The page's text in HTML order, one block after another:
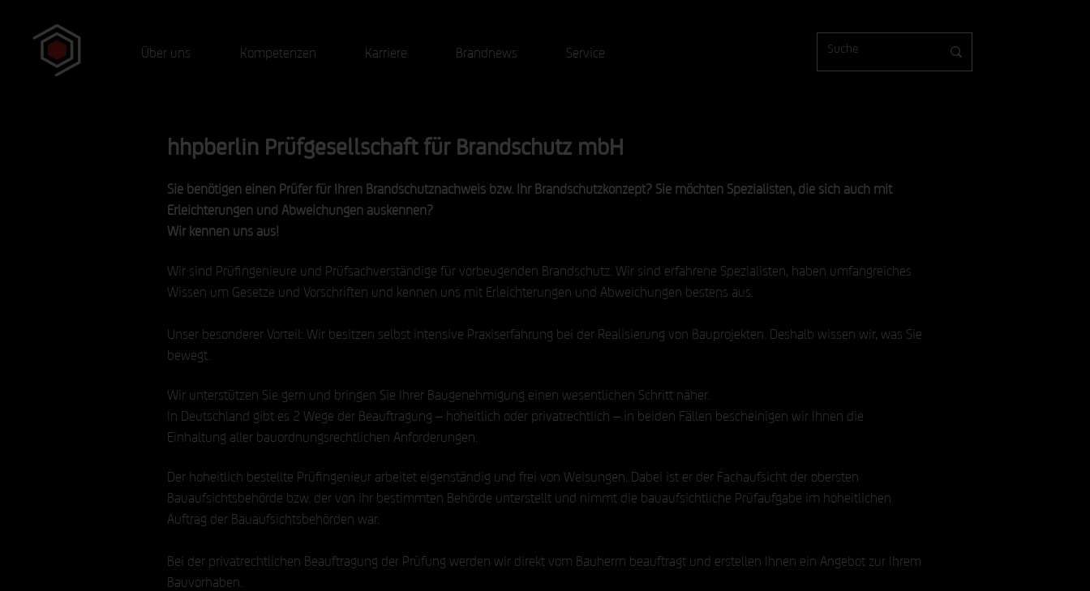
Über uns Kompetenzen Karriere Brandnews Service
hhpberlin Prüfgesellschaft für Brandschutz mbH
Sie benötigen einen Prüfer für Ihren Brandschutznachweis bzw. Ihr Brandschutzkonzept? Sie möchten Spezialisten, die sich auch mit
Erleichterungen und Abweichungen auskennen?
Wir kennen uns aus!
Wir sind Prüfingenieure und Prüfsachverständige für vorbeugenden Brandschutz. Wir sind erfahrene Spezialisten, haben umfangreiches
Wissen um Gesetze und Vorschriften und kennen uns mit Erleichterungen und Abweichungen bestens aus.
Unser besonderer Vorteil: Wir besitzen selbst intensive Praxiserfahrung bei der Realisierung von Bauprojekten. Deshalb wissen wir, was Sie
bewegt.
Wir unterstützen Sie gern und bringen Sie Ihrer Baugenehmigung einen wesentlichen Schritt näher.
In Deutschland gibt es 2 Wege der Beauftragung – hoheitlich oder privatrechtlich – in beiden Fällen bescheinigen wir Ihnen die
Einhaltung aller bauordnungsrechtlichen Anforderungen.
Der hoheitlich bestellte Prüfingenieur arbeitet eigenständig und frei von Weisungen. Dabei ist er der Fachaufsicht der obersten
Bauaufsichtsbehörde bzw. der von ihr bestimmten Behörde unterstellt und nimmt die bauaufsichtliche Prüfaufgabe im hoheitlichen
Auftrag der Bauaufsichtsbehörden war.
Bei der privatrechtlichen Beauftragung der Prüfung werden wir direkt vom Bauherrn beauftragt und erstellen Ihnen ein Angebot zur Ihrem
Bauvorhaben.